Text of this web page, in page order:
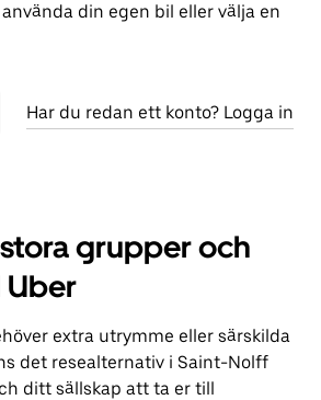
din egen bil eller välja en
Har du redan ett konto? Logga in
grupper och
Uber
extra utrymme eller särskilda
det resealternativ i Saint-Nolff
ditt sällskap att ta er till